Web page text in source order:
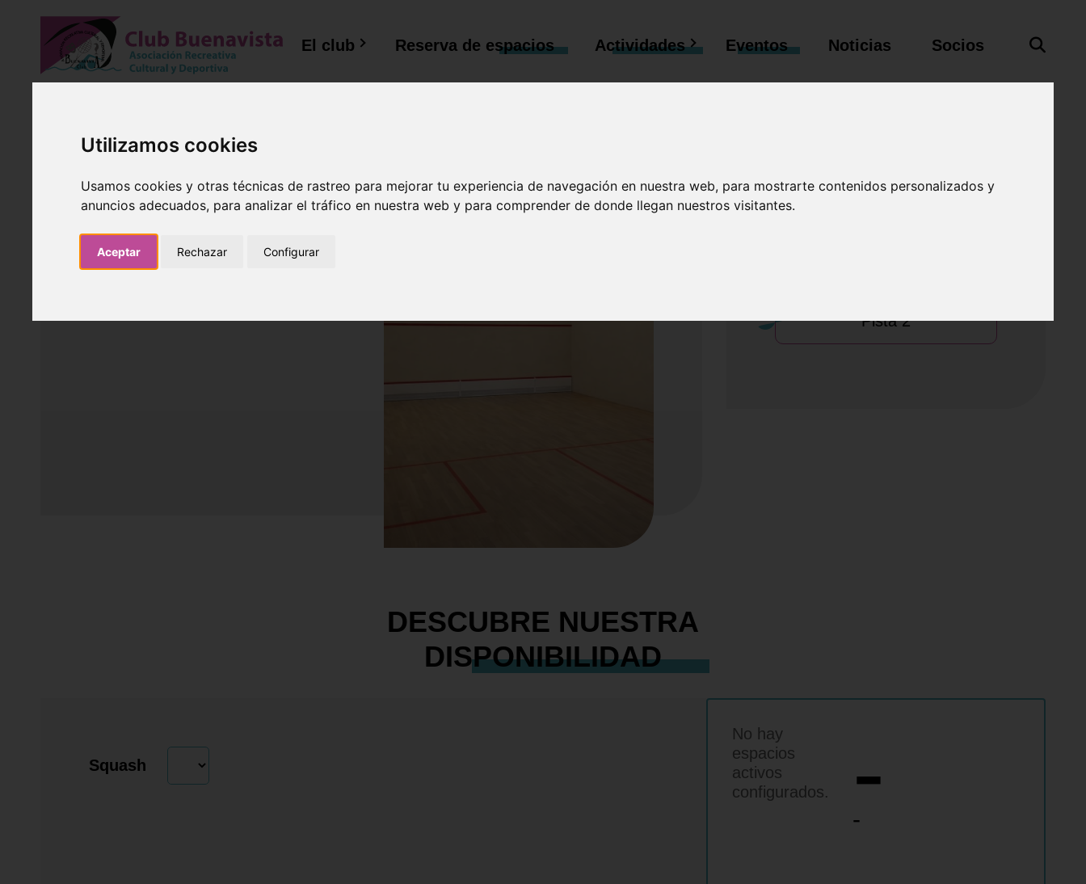
Utilizamos cookies
Usamos cookies y otras técnicas de rastreo para mejorar tu experiencia de navegación en nuestra web, para mostrarte contenidos personalizados y
anuncios adecuados, para analizar el tráfico en nuestra web y para comprender de donde llegan nuestros visitantes.
Aceptar Rechazar Configurar
El club Reserva de espacios Actividades Eventos Noticias Socios
SQUASH Squash
Pista 2
DESCUBRE NUESTRA
DISPONIBILIDAD
Squash -
-
No hay
espacios
activos
configurados.